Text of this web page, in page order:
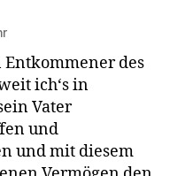
Entkommener des
ich‘s in
Vater
und
und mit diesem